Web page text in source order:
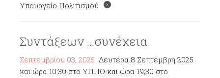
Υπουργείο Πολιτισμού
Συντάξεων ...συνέχεια
Σεπτεμβρίου 03, 2025 Δευτέρα 8 Σεπτέμβρη 2025
και ώρα 10:30 στο ΥΠΠΟ και ώρα 19;30 στο